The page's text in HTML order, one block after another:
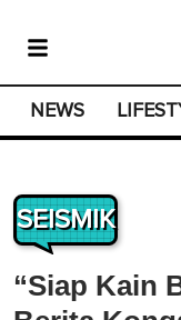
NEWS
SEISMIK
“Siap Kain